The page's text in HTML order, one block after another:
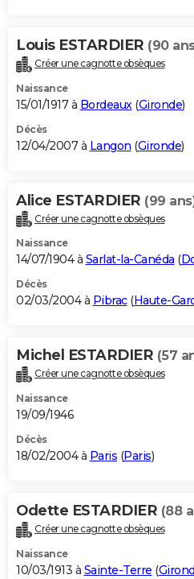
Louis ESTARDIER (90
Créer une cagnotte obsèques
Naissance
15/01/1917 à Bordeaux (Gironde)
Décès
12/04/2007 à Langon (Gironde)
Alice ESTARDIER (99
Créer une cagnotte obsèques
Naissance
14/07/1904 à Sarlat-la-Canéda (
Décès
02/03/2004 à Pibrac(Haute-
Michel ESTARDIER (57
Créer une cagnotte obsèques
Naissance
19/09/1946
Décès
18/02/2004 à Paris (Paris)
Odette ESTARDIER (88
Créer une cagnotte obsèques
Naissance
10/03/1913 à Sainte-Terre (